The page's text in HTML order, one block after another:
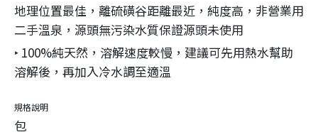
地理位置最佳，離硫磺谷距離最近，純度高，非營業用
二手溫泉，源頭無污染水質保證源頭未使用
‣ 100%純天然，溶解速度較慢，建議可先用熱水幫助
溶解後，再加入冷水調至適溫
規格說明
包